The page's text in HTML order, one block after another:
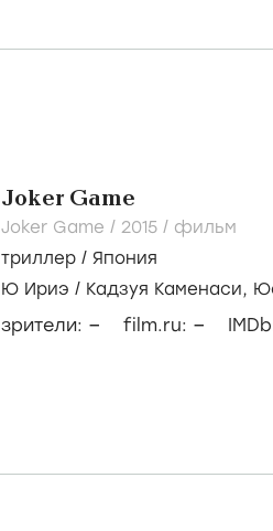
Joker Game
Joker Game / 2015 / фильм
триллер / Япония
Ю Ириэ / Кадзуя Каменаси,
зрители: – film.ru: –